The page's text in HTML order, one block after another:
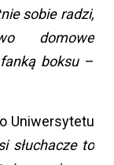
sobie radzi,
domowe
boksu–
Uniwersytetu
słuchacze to